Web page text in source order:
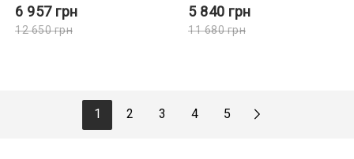
6 957 грн
12 650грн
5 840 грн
11 680грн
1 2 3 4 5